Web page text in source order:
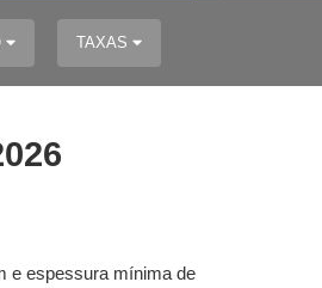
TAXAS
e espessura mínima de